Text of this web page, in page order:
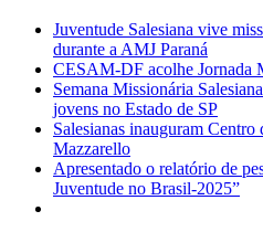
Juventude Salesiana vive
durante a AMJ Paraná
CESAM-DF acolhe Jornada
Semana Missionária
jovens no Estado de SP
Salesianas inauguram
Mazzarello
Apresentado o relatório de
Juventude no Brasil-2025”